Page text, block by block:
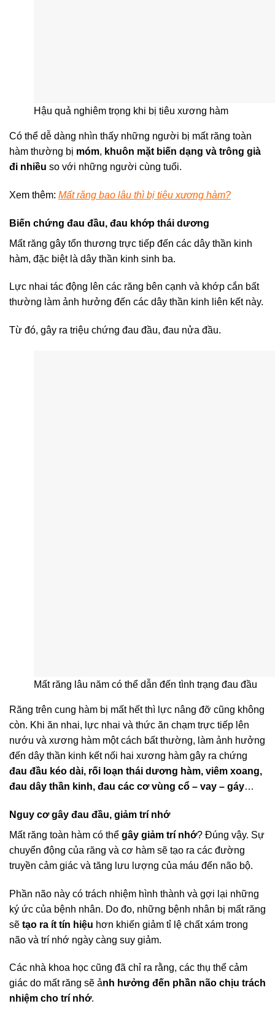
Hậu quả nghiêm trọng khi bị tiêu xương hàm
Có thể dễ dàng nhìn thấy những người bị mất răng toàn
hàm thường bị móm, khuôn mặt biến dạng và trông già
đi nhiều so với những người cùng tuổi.
Xem thêm: Mất răng bao lâu thì bị tiêu xương hàm?
Biến chứng đau đầu, đau khớp thái dương
Mất răng gây tổn thương trực tiếp đến các dây thần kinh
hàm, đặc biệt là dây thần kinh sinh ba.
Lực nhai tác động lên các răng bên cạnh và khớp cắn bất
thường làm ảnh hưởng đến các dây thần kinh liên kết này.
Từ đó, gây ra triệu chứng đau đầu, đau nửa đầu.
Mất răng lâu năm có thể dẫn đến tình trạng đau đầu
Răng trên cung hàm bị mất hết thì lực nâng đỡ cũng không
còn. Khi ăn nhai, lực nhai và thức ăn chạm trực tiếp lên
nướu và xương hàm một cách bất thường, làm ảnh hưởng
đến dây thần kinh kết nối hai xương hàm gây ra chứng
đau đầu kéo dài, rối loạn thái dương hàm, viêm xoang,
đau dây thần kinh, đau các cơ vùng cổ – vay – gáy…
Nguy cơ gây đau đầu, giảm trí nhớ
Mất răng toàn hàm có thể gây giảm trí nhớ? Đúng vậy. Sự
chuyển động của răng và cơ hàm sẽ tạo ra các đường
truyền cảm giác và tăng lưu lượng của máu đến não bộ.
Phần não này có trách nhiệm hình thành và gợi lại những
ký ức của bệnh nhân. Do đo, những bệnh nhân bị mất răng
sẽ tạo ra ít tín hiệu hơn khiến giảm tỉ lệ chất xám trong
não và trí nhớ ngày càng suy giảm.
Các nhà khoa học cũng đã chỉ ra rằng, các thụ thể cảm
giác do mất răng sẽ ảnh hưởng đến phần não chịu trách
nhiệm cho trí nhớ.